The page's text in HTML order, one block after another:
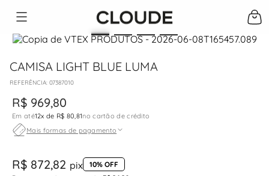
CAMISA LIGHT BLUE LUMA
: 07387010
R$ 969,80
Em até12x de R$ 80,81no cartão de crédito
Mais formas de pagamento
R$ 872,82 pix 10% OFF